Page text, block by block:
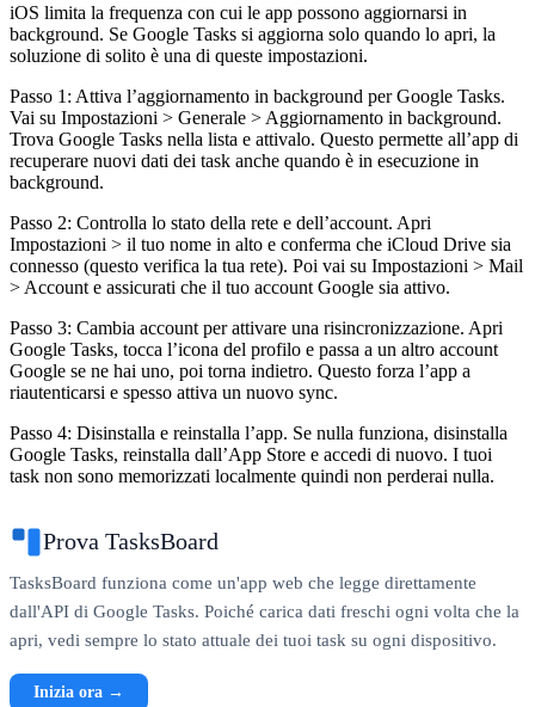
iOS limita la frequenza con cui le app possono aggiornarsi in
background. Se Google Tasks si aggiorna solo quando lo apri, la
soluzione di solito è una di queste impostazioni.
Passo 1: Attiva l’aggiornamento in background per Google Tasks.
Vai su Impostazioni > Generale > Aggiornamento in background.
Trova Google Tasks nella lista e attivalo. Questo permette all’app di
recuperare nuovi dati dei task anche quando è in esecuzione in
background.
Passo 2: Controlla lo stato della rete e dell’account. Apri
Impostazioni > il tuo nome in alto e conferma che iCloud Drive sia
connesso (questo verifica la tua rete). Poi vai su Impostazioni > Mail
> Account e assicurati che il tuo account Google sia attivo.
Passo 3: Cambia account per attivare una risincronizzazione. Apri
Google Tasks, tocca l’icona del profilo e passa a un altro account
Google se ne hai uno, poi torna indietro. Questo forza l’app a
riautenticarsi e spesso attiva un nuovo sync.
Passo 4: Disinstalla e reinstalla l’app. Se nulla funziona, disinstalla
Google Tasks, reinstalla dall’App Store e accedi di nuovo. I tuoi
task non sono memorizzati localmente quindi non perderai nulla.
Prova TasksBoard
TasksBoard funziona come un'app web che legge direttamente
dall'API di Google Tasks. Poiché carica dati freschi ogni volta che la
apri, vedi sempre lo stato attuale dei tuoi task su ogni dispositivo.
Inizia ora →